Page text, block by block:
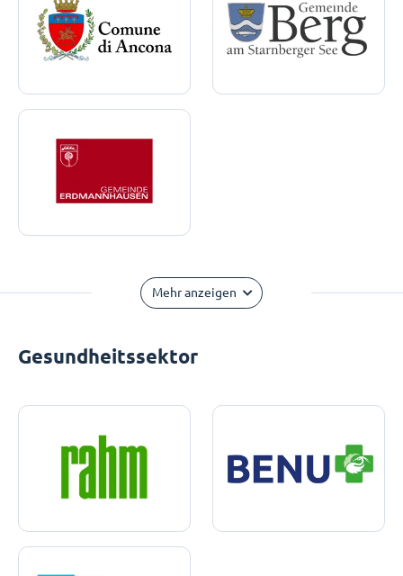
Mehr anzeigen
Gesundheitssektor